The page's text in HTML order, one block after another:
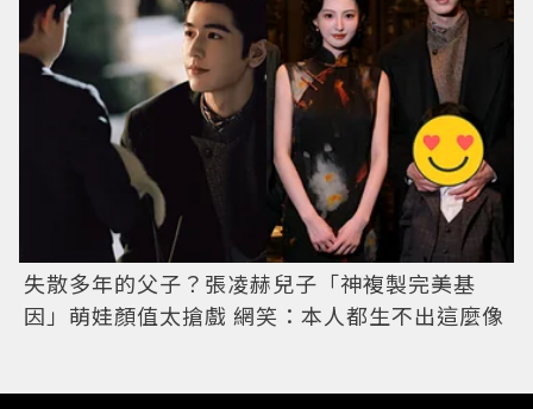
失散多年的父子？張凌赫兒子「神複製完美基
因」萌娃顏值太搶戲 網笑：本人都生不出這麼像